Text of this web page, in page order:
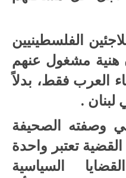
الفلسطينيين
مشغول عنهم
العرب فقط، بدلاً
.
وصفته الصحيفة
تعتبر واحدة
السياسية